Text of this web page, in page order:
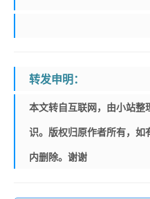
转发申明：
本文转自互联网，由小站
识。版权归原作者所有，
内删除。谢谢